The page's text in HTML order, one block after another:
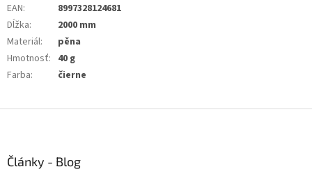
EAN:
8997328124681
Dĺžka:
2000 mm
Materiál:
pěna
Hmotnosť: 40 g
Farba: čierne
Články - Blog